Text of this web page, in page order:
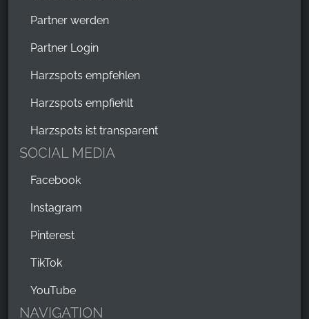
Partner werden
Partner Login
Harzspots empfehlen
Harzspots empfiehlt
Harzspots ist transparent
SOCIAL MEDIA
Facebook
Instagram
Pinterest
TikTok
YouTube
NAVIGATION